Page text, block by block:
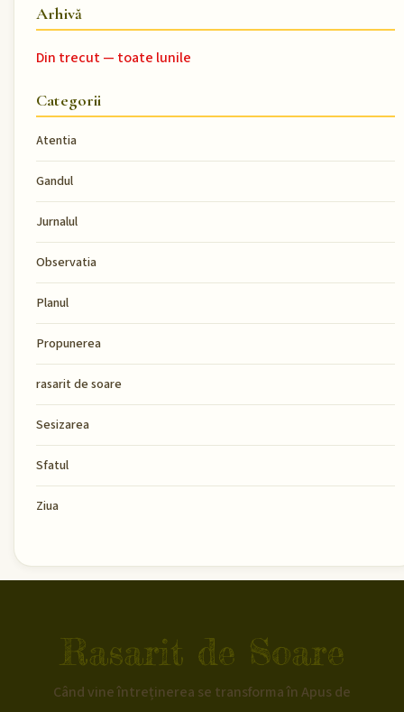
Arhivă
Din trecut — toate lunile
Categorii
Atentia
Gandul
Jurnalul
Observatia
Planul
Propunerea
rasarit de soare
Sesizarea
Sfatul
Ziua
Rasarit de Soare
Când vine întreținerea se transforma în Apus de